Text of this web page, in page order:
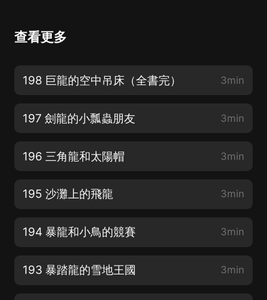
查看更多
198 巨龍的空中吊床（全書完） 3min
197 劍龍的小瓢蟲朋友 3min
196 三角龍和太陽帽 3min
195 沙灘上的飛龍 3min
194 暴龍和小鳥的競賽 3min
193 暴踏龍的雪地王國 3min